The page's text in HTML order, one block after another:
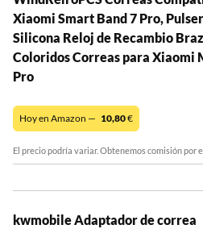
Xiaomi Smart Band 7 Pro,
Silicona Reloj de Recambio
Coloridos Correas para Xiaomi
Pro
Hoy en Amazon — 10,80€
El precio podría variar. Obtenemos comisión por
kwmobile Adaptador de correa